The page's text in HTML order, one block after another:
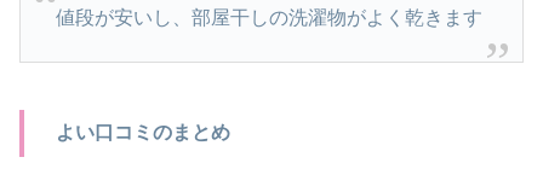
値段が安いし、部屋干しの洗濯物がよく乾きます
よい口コミのまとめ